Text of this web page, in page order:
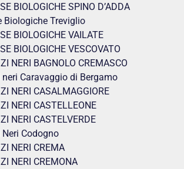
BIOLOGICHE SPINO D’ADDA
Biologiche Treviglio
BIOLOGICHE VAILATE
BIOLOGICHE VESCOVATO
NERI BAGNOLO CREMASCO
Caravaggio di Bergamo
NERI CASALMAGGIORE
NERI CASTELLEONE
NERI CASTELVERDE
Codogno
NERI CREMA
NERI CREMONA